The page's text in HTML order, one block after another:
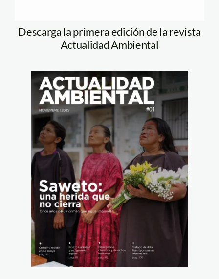
Descarga la primera edición de la revista
Actualidad Ambiental